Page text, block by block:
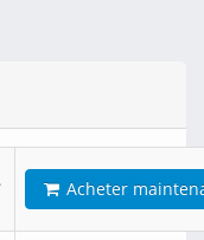
Acheter